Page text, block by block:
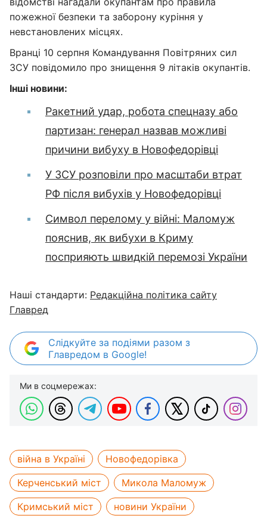
пожежної безпеки та заборону куріння у
невстановлених місцях.
Вранці 10 серпня Командування Повітряних сил
ЗСУ повідомило про знищення 9 літаків окупантів.
Інші новини:
Ракетний удар, робота спецназу або
партизан: генерал назвав можливі
причини вибуху в Новофедорівці
У ЗСУ розповіли про масштаби втрат
РФ після вибухів у Новофедорівці
Символ перелому у війні: Маломуж
пояснив, як вибухи в Криму
посприяють швидкій перемозі України
Наші стандарти: Редакційна політика сайту
Главред
Слідкуйте за подіями разом з
Главредом в Google!
Ми в соцмережах:
війна в Україні
Новофедорівка
Керченський міст
Микола Маломуж
Кримський міст
новини України